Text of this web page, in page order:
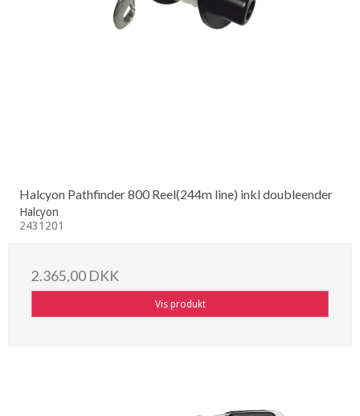
Halcyon Pathfinder 800 Reel(244m line) inkl doubleender
Halcyon
2431201
2.365,00 DKK
Vis produkt